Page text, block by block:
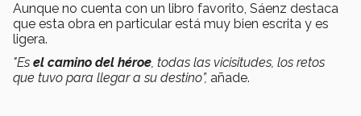
Aunque no cuenta con un libro favorito, Sáenz destaca
que esta obra en particular está muy bien escrita y es
ligera.
"Es el camino del héroe, todas las vicisitudes, los retos
que tuvo para llegar a su destino”, añade.